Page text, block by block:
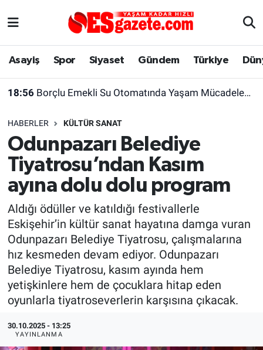
Asayiş Spor Siyaset Gündem Türkiye
18:56 Borçlu Emekli Su Otomatında Yaşam Mücadelesi Veriyor
HABERLER KÜLTÜR SANAT
Odunpazarı Belediye
Tiyatrosu’ndan Kasım
ayına dolu dolu program
Aldığı ödüller ve katıldığı festivallerle
Eskişehir’in kültür sanat hayatına damga vuran
Odunpazarı Belediye Tiyatrosu, çalışmalarına
hız kesmeden devam ediyor. Odunpazarı
Belediye Tiyatrosu, kasım ayında hem
yetişkinlere hem de çocuklara hitap eden
oyunlarla tiyatroseverlerin karşısına çıkacak.
30.10.2025 - 13:25
YAYINLANMA
Asayiş
Gündem
Türkiye
Dünya
Sağlık
Alış-Veriş/İş dünyası
Yaşam
Eskişehirspor Arşivi
Eskişehir Arşivi
Röportaj
Ekonomi
Kültür Sanat
Politika
Kütahya
Eskişehir Nöbetçi Eczaneler
Süper Lig Puan Durumu ve Fikstür
Tüm Manşetler
Son Dakika Haberleri
Haber Arşivi